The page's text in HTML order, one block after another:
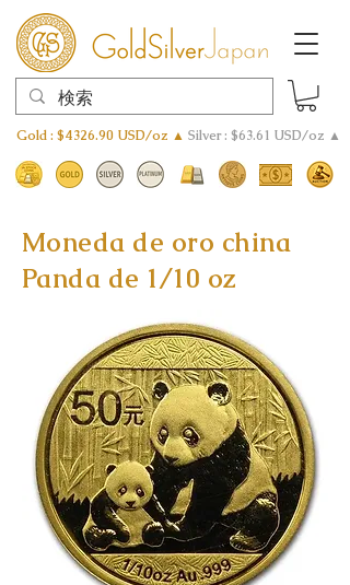
Gold : $4326.90 USD/oz ▲ Silver : $63.61 USD/oz ▲
Moneda de oro china
Panda de 1/10 oz